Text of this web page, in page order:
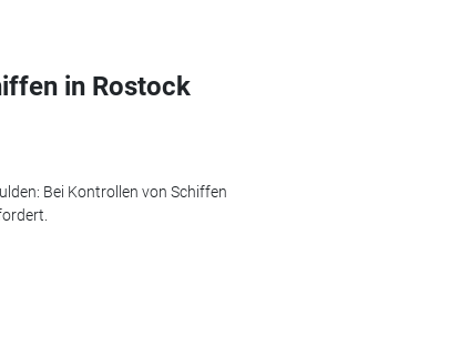
in Rostock
Bei Kontrollen von Schiffen